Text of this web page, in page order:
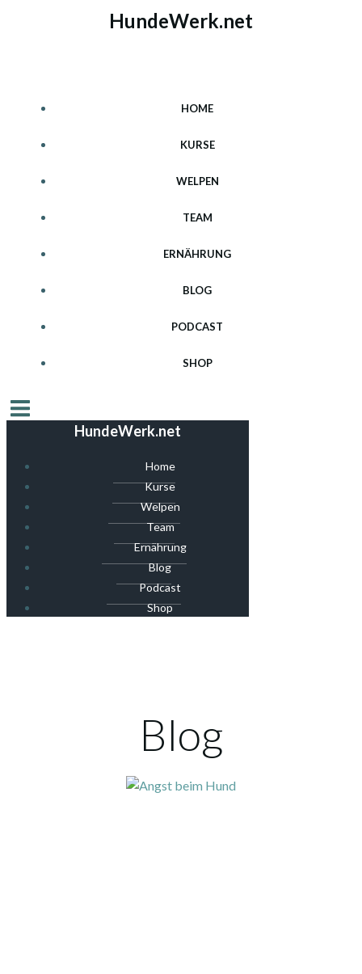
HundeWerk.net
HOME
KURSE
WELPEN
TEAM
ERNÄHRUNG
BLOG
PODCAST
SHOP
HundeWerk.net
Home
Kurse
Welpen
Team
Ernährung
Blog
Podcast
Shop
Blog